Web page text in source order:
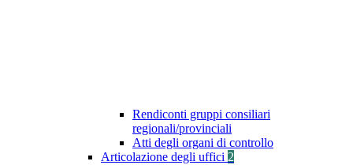
Rendiconti gruppi consiliari
regionali/provinciali
Atti degli organi di controllo
Articolazione degli uffici 2